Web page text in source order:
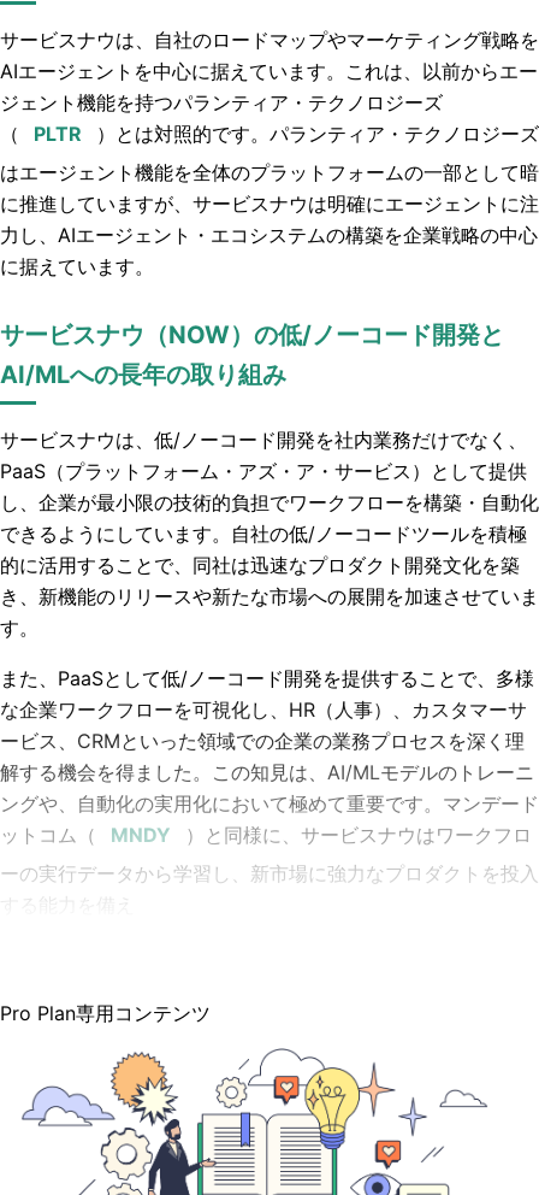
サービスナウは、自社のロードマップやマーケティング戦略を
AIエージェントを中心に据えています。これは、以前からエー
ジェント機能を持つパランティア・テクノロジーズ
（
）とは対照的です。パランティア・テクノロジーズ
はエージェント機能を全体のプラットフォームの一部として暗
に推進していますが、サービスナウは明確にエージェントに注
力し、AIエージェント・エコシステムの構築を企業戦略の中心
に据えています。
サービスナウ（NOW）の低/ノーコード開発と
AI/MLへの長年の取り組み
サービスナウは、低/ノーコード開発を社内業務だけでなく、
PaaS（プラットフォーム・アズ・ア・サービス）として提供
し、企業が最小限の技術的負担でワークフローを構築・自動化
できるようにしています。自社の低/ノーコードツールを積極
的に活用することで、同社は迅速なプロダクト開発文化を築
き、新機能のリリースや新たな市場への展開を加速させていま
す。
また、PaaSとして低/ノーコード開発を提供することで、多様
な企業ワークフローを可視化し、HR（人事）、カスタマーサ
ービス、CRMといった領域での企業の業務プロセスを深く理
解する機会を得ました。この知見は、AI/MLモデルのトレーニ
ングや、自動化の実用化において極めて重要です。マンデード
ットコム（
）と同様に、サービスナウはワークフロ
ーの実行データから学習し、新市場に強力なプロダクトを投入
する能力を備え
Pro Plan専用コンテンツ